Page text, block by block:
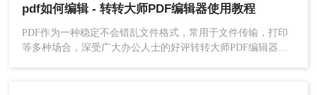
方法等方面，希望能够对您有所帮助。
pdf如何编辑 - 转转大师PDF编辑器使用教程
PDF作为一种稳定不会错乱文件格式，常用于文件传输，打印
等多种场合，深受广大办公人士的好评转转大师PDF编辑器支